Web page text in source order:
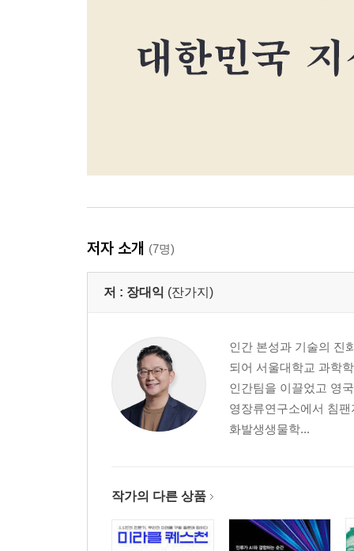
저자 소개 (7명)
저 : 장대익 (잔가지)
인간 본성과 기술의 진
되어 서울대학교 과학
인간팀을 이끌었고 영
영장류연구소에서 침
화발생생물학...
작가의 다른 상품